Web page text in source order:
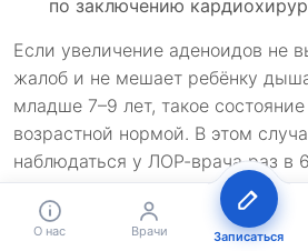
по заключению
Если увеличение аденоидов не
жалоб и не мешает ребёнку
младше 7–9 лет, такое
возрастной нормой. В этом
наблюдаться у ЛОР-врача раз в
возрастом аденоиды нередко
проблема уходит без
О нас Врачи Записаться